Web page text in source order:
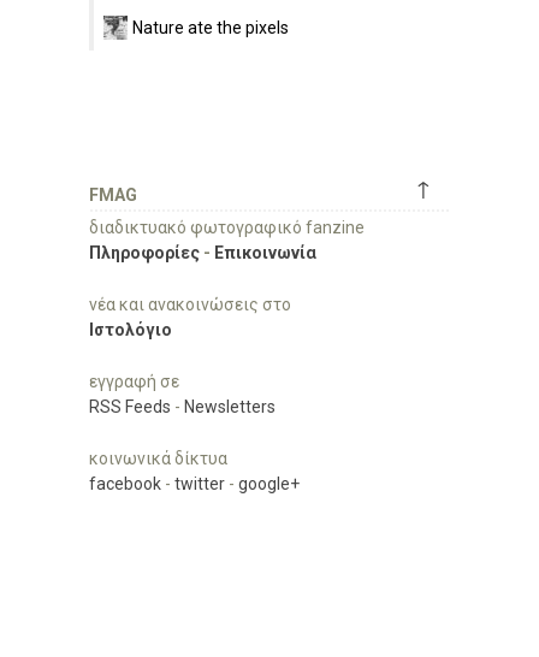
Nature ate the pixels
↑
FMAG
διαδικτυακό φωτογραφικό fanzine
Πληροφορίες - Επικοινωνία
νέα και ανακοινώσεις στο
Ιστολόγιο
εγγραφή σε
RSS Feeds - Newsletters
κοινωνικά δίκτυα
facebook - twitter - google+